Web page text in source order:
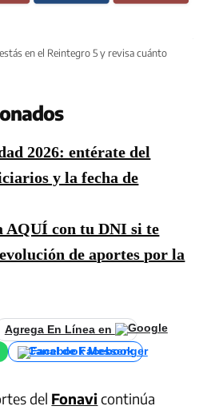
en el Reintegro 5 y revisa cuánto
2026: entérate del
y la fecha de
AQUÍ con tu DNI si te
de aportes por la
Agrega En Línea en
Canal de Facebook
del Fonavicontinúa